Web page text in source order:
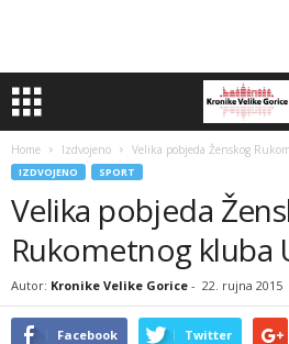
Home Izdvojeno Velika pobjeda Ženskog
IZDVOJENO SPORT
Velika pobjeda
Rukometnog kluba
Autor: Kronike Velike Gorice - 22. rujna 2015
Facebook Twitter